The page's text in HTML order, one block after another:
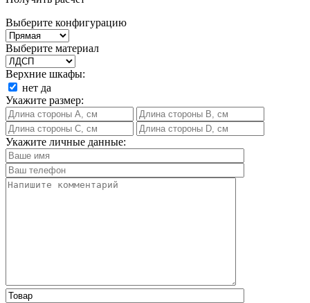
Выберите конфигурацию
Выберите материал
Верхние шкафы:
нет да
Укажите размер:
Укажите личные данные: